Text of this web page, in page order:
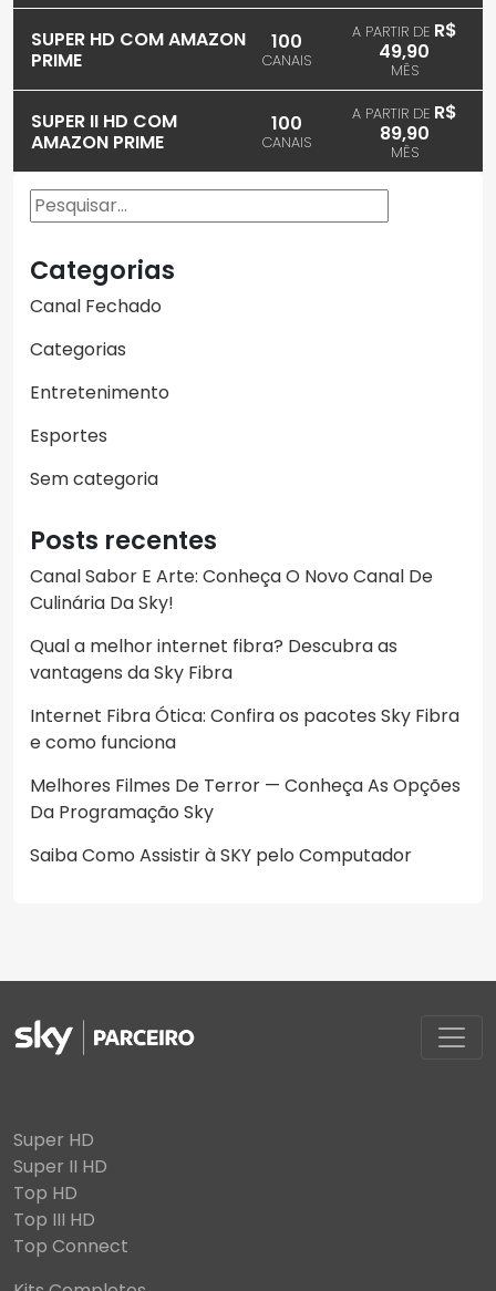
SUPER HD COM AMAZON
PRIME
100
CANAIS
A PARTIR DE R$
49,90
MÊS
SUPER II HD COM
AMAZON PRIME
100
CANAIS
A PARTIR DE R$
89,90
MÊS
Pesquisar
Categorias
Canal Fechado
Categorias
Entretenimento
Esportes
Sem categoria
Posts recentes
Canal Sabor E Arte: Conheça O Novo Canal De
Culinária Da Sky!
Qual a melhor internet fibra? Descubra as
vantagens da Sky Fibra
Internet Fibra Ótica: Confira os pacotes Sky Fibra
e como funciona
Melhores Filmes De Terror — Conheça As Opções
Da Programação Sky
Saiba Como Assistir à SKY pelo Computador
Super HD
Super II HD
Top HD
Top III HD
Top Connect